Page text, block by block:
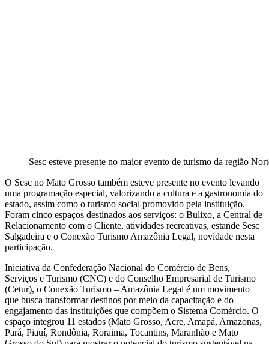
Sesc esteve presente no maior evento de turismo da região
O Sesc no Mato Grosso também esteve presente no evento levando
uma programação especial, valorizando a cultura e a gastronomia do
estado, assim como o turismo social promovido pela instituição.
Foram cinco espaços destinados aos serviços: o Bulixo, a Central de
Relacionamento com o Cliente, atividades recreativas, estande Sesc
Salgadeira e o Conexão Turismo Amazônia Legal, novidade nesta
participação.
Iniciativa da Confederação Nacional do Comércio de Bens,
Serviços e Turismo (CNC) e do Conselho Empresarial de Turismo
(Cetur), o Conexão Turismo – Amazônia Legal é um movimento
que busca transformar destinos por meio da capacitação e do
engajamento das instituições que compõem o Sistema Comércio. O
espaço integrou 11 estados (Mato Grosso, Acre, Amapá, Amazonas,
Pará, Piauí, Rondônia, Roraima, Tocantins, Maranhão e Mato